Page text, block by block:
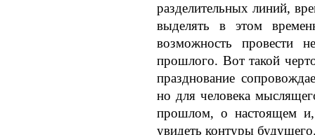
разделительных линий,
выделять в этом
возможность провести
прошлого. Вот такой
празднование
но для человека
прошлом, о настоящем
увидеть контуры